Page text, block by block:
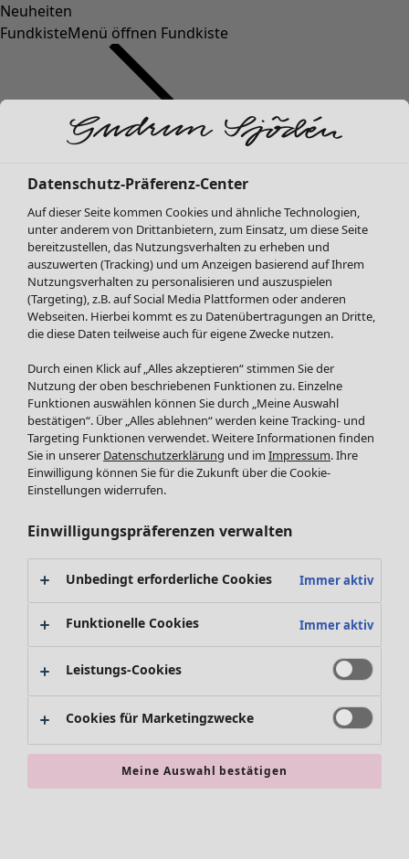
Neuheiten
FundkisteMenü öffnen Fundkiste
SALE Mode
Alle anzeigen
Kleider
Tuniken
Blusen
Pullover & Shirts
Hosen
Röcke
Jacken & Mäntel
Leggings /Strumpfhosen
Accessoires
Schuhe
Bademode
Basics
SALE Zuhause
Alle anzeigen
Teppiche
SALE Aktionen
Datenschutz-Präferenz-Center
Auf dieser Seite kommen Cookies und ähnliche Technologien,
unter anderem von Drittanbietern, zum Einsatz, um diese Seite
bereitzustellen, das Nutzungsverhalten zu erheben und
auszuwerten (Tracking) und um Anzeigen basierend auf Ihrem
Nutzungsverhalten zu personalisieren und auszuspielen
(Targeting), z.B. auf Social Media Plattformen oder anderen
Webseiten. Hierbei kommt es zu Datenübertragungen an Dritte,
die diese Daten teilweise auch für eigene Zwecke nutzen.
Durch einen Klick auf „Alles akzeptieren“ stimmen Sie der
Nutzung der oben beschriebenen Funktionen zu. Einzelne
Funktionen auswählen können Sie durch „Meine Auswahl
bestätigen“. Über „Alles ablehnen“ werden keine Tracking- und
Targeting Funktionen verwendet. Weitere Informationen finden
Sie in unserer Datenschutzerklärung und im Impressum. Ihre
Einwilligung können Sie für die Zukunft über die Cookie-
Einstellungen widerrufen.
Einwilligungspräferenzen verwalten
Unbedingt erforderliche Cookies Immer aktiv
Funktionelle Cookies Immer aktiv
Leistungs-Cookies
Cookies für Marketingzwecke
Meine Auswahl bestätigen